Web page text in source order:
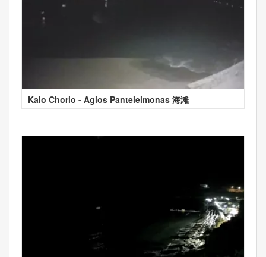
Kalo Chorio - Agios Panteleimonas 海滩